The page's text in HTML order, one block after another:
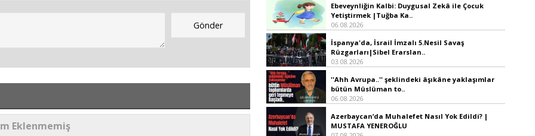
Eklenmemiş
Ebeveynliğin Kalbi: Duygusal Zekâ ile Çocuk
Yetiştirmek |Tuğba Ka..
06.08.2026
İspanya'da, İsrail İmzalı 5.Nesil Savaş
Rüzgarları|Sibel Erarslan..
03.08.2026
''Ahh Avrupa..'' şeklindeki âşıkâne yaklaşımlar
bütün Müslüman to..
06.08.2026
Azerbaycan’da Muhalefet Nasıl Yok Edildi? |
MUSTAFA YENEROĞLU